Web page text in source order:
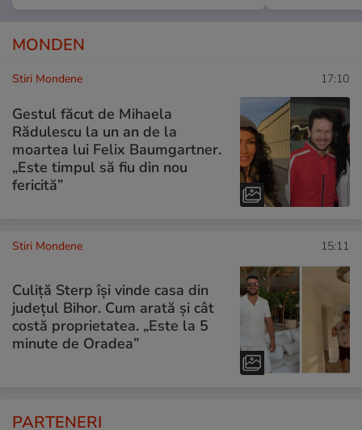
MONDEN
Stiri Mondene 17:10
Gestul făcut de Mihaela
Rădulescu la un an de la
moartea lui Felix Baumgartner.
„Este timpul să fiu din nou
fericită”
Stiri Mondene 15:11
Culiță Sterp își vinde casa din
județul Bihor. Cum arată și cât
costă proprietatea. „Este la 5
minute de Oradea”
PARTENERI